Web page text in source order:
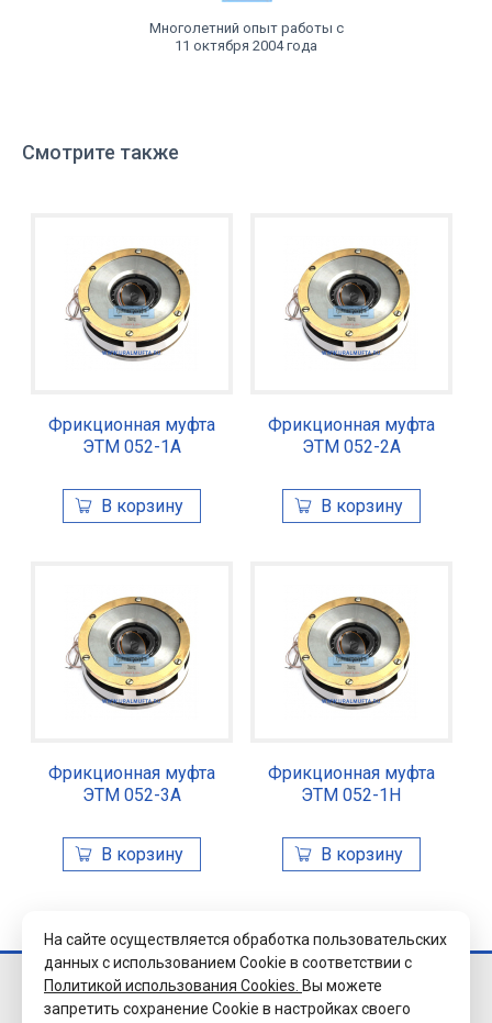
Многолетний опыт работы с
11 октября 2004 года
Смотрите также
Фрикционная муфта
ЭТМ 052-1А
Фрикционная муфта
ЭТМ 052-2А
Фрикционная муфта
ЭТМ 052-3А
Фрикционная муфта
ЭТМ 052-1Н
© 2026 Завод
«Уралэлектромуфта»
На сайте осуществляется обработка пользовательских
данных с использованием Cookie в соответствии с
Политикой использования Cookies. Вы можете
запретить сохранение Cookie в настройках своего